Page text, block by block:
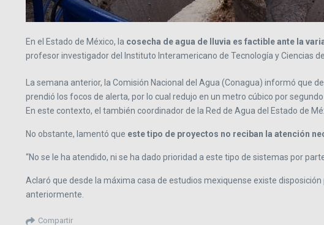
En el Estado de México, la cosecha de agua de lluvia es factible ante la
profesor investigador del Instituto Interamericano de Tecnología y Ciencias
La semana anterior, la Comisión Nacional del Agua (Conagua) informó que
prendió los focos de alerta, por lo cual redujo en un metro cúbico por
En este contexto, el también coordinador de la Red de Agua del Estado de
No obstante, lamentó que este tipo de proyectos no reciban la atención
“No se le ha atendido, ni se ha dado prioridad a este tipo de sistemas por
Aclaró que desde la máxima casa de estudios mexiquense existe
anteriormente.
Compartir